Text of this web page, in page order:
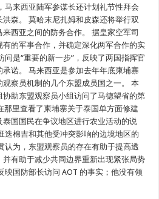
马来西亚陆军参谋长还计划礼节性拜会
森。 莫哈末尼扎姆和皮森还将举行双
西亚之间的防务合作。 据皇家空军司
的军事合作，并确定深化两军合作的实
问是“重要的新一步”，反映了两国指挥官
诺。 马来西亚是参加去年年底柬埔寨
察员机制的几个东盟成员国之一。 本
助东盟观察员小组访问了马德望省的第
那里查看了柬埔寨关于泰国单方面修建
国国民在争议地区进行农业活动的说
迭棉吉和其他受冲突影响的边境地区的
认为，东盟观察员的存在有助于提高透
有助于减少共同边界重新出现紧张局势
映国防部长访问 AOT 的事实；他没有领